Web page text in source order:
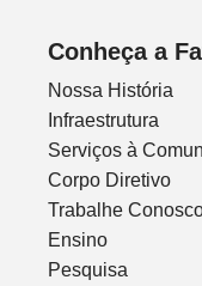
Conheça a
Nossa História
Infraestrutura
Serviços à
Corpo Diretivo
Trabalhe
Ensino
Pesquisa